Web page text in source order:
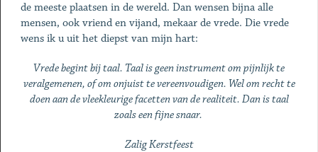
de meeste plaatsen in de wereld. Dan wensen bijna alle
mensen, ook vriend en vijand, mekaar de vrede. Die vrede
wens ik u uit het diepst van mijn hart:
Vrede begint bij taal. Taal is geen instrument om pijnlijk te
veralgemenen, of om onjuist te vereenvoudigen. Wel om recht te
doen aan de vleekleurige facetten van de realiteit. Dan is taal
zoals een fijne snaar.
Zalig Kerstfeest